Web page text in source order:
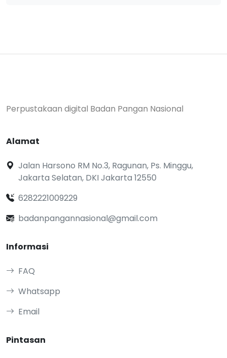
Perpustakaan digital Badan Pangan Nasional
Alamat
Jalan Harsono RM No.3, Ragunan, Ps. Minggu,
Jakarta Selatan, DKI Jakarta 12550
6282221009229
badanpangannasional@gmail.com
Informasi
FAQ
Whatsapp
Email
Pintasan